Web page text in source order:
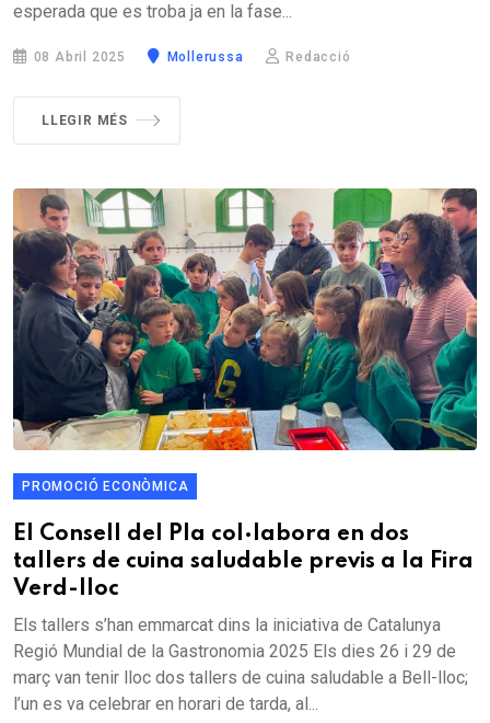
esperada que es troba ja en la fase...
08 Abril 2025 Mollerussa Redacció
LLEGIR MÉS
PROMOCIÓ ECONÒMICA
El Consell del Pla col·labora en dos
tallers de cuina saludable previs a la Fira
Verd-lloc
Els tallers s’han emmarcat dins la iniciativa de Catalunya
Regió Mundial de la Gastronomia 2025 Els dies 26 i 29 de
març van tenir lloc dos tallers de cuina saludable a Bell-lloc;
l’un es va celebrar en horari de tarda, al...